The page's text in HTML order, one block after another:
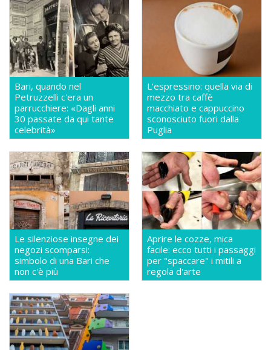
Bari, quando nel
Petruzzelli c'era un
parrucchiere: «Dagli anni
30 passate da qui tante
celebrità»
L'espressino: quella via di
mezzo tra caffè
macchiato e cappuccino
sconosciuto fuori dalla
Puglia
Le silenziose insegne dei
negozi scomparsi:
simbolo di una Bari che
non c'è più
Aprire le cozze, mica
facile: ecco tutti i passaggi
per "spaccare" i mitili a
regola d'arte